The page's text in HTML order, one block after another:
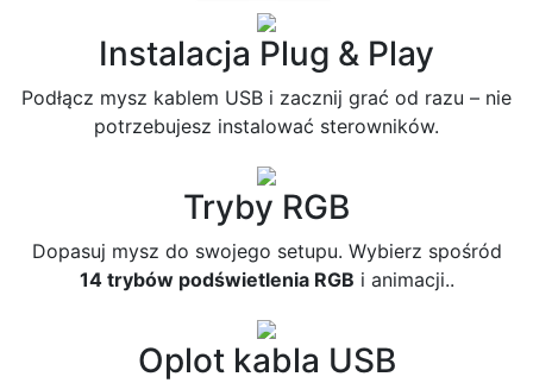
Instalacja Plug & Play
Podłącz mysz kablem USB i zacznij grać od razu – nie
potrzebujesz instalować sterowników.
Tryby RGB
Dopasuj mysz do swojego setupu. Wybierz spośród
14 trybów podświetlenia RGB i animacji..
Oplot kabla USB